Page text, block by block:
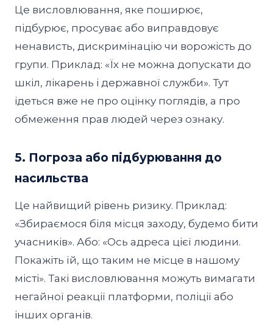
Це висловлювання, яке поширює,
підбурює, просуває або виправдовує
ненависть, дискримінацію чи ворожість до
групи. Приклад: «Їх не можна допускати до
шкіл, лікарень і державної служби». Тут
ідеться вже не про оцінку поглядів, а про
обмеження прав людей через ознаку.
5. Погроза або підбурювання до
насильства
Це найвищий рівень ризику. Приклад:
«Збираємося біля місця заходу, будемо бити
учасників». Або: «Ось адреса цієї людини.
Покажіть їй, що таким не місце в нашому
місті». Такі висловлювання можуть вимагати
негайної реакції платформи, поліції або
інших органів.